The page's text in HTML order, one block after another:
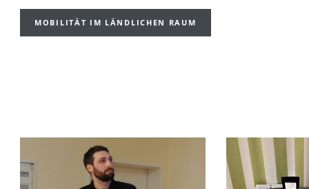
MOBILITÄT IM LÄNDLICHEN RAUM